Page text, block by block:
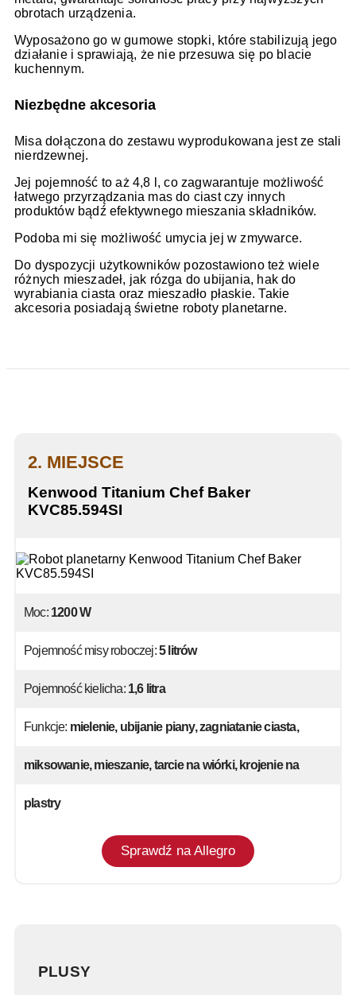
obrotach urządzenia.
Wyposażono go w gumowe stopki, które stabilizują jego
działanie i sprawiają, że nie przesuwa się po blacie
kuchennym.
Niezbędne akcesoria
Misa dołączona do zestawu wyprodukowana jest ze stali
nierdzewnej.
Jej pojemność to aż 4,8 l, co zagwarantuje możliwość
łatwego przyrządzania mas do ciast czy innych
produktów bądź efektywnego mieszania składników.
Podoba mi się możliwość umycia jej w zmywarce.
Do dyspozycji użytkowników pozostawiono też wiele
różnych mieszadeł, jak rózga do ubijania, hak do
wyrabiania ciasta oraz mieszadło płaskie. Takie
akcesoria posiadają świetne roboty planetarne.
2. MIEJSCE
Kenwood Titanium Chef Baker
KVC85.594SI
Moc: 1200 W
Pojemność misy roboczej:5 litrów
Pojemność kielicha: 1,6 litra
Funkcje: mielenie, ubijanie piany, zagniatanie ciasta,
miksowanie, mieszanie, tarcie na wiórki, krojenie na
plastry
Sprawdź na Allegro
PLUSY